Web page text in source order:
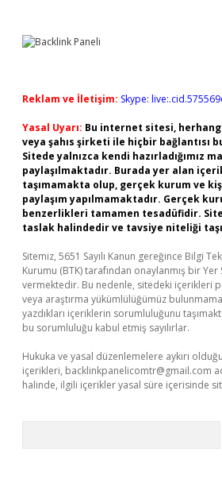
Reklam ve İletişim: Skype:
Yasal Uyarı: Bu internet sitesi,
veya şahıs şirketi ile hiçbir bağlantısı
Sitede yalnızca kendi hazırladığımız
paylaşılmaktadır. Burada yer alan
taşımamakta olup, gerçek kurum ve
paylaşım yapılmamaktadır. Gerçek
benzerlikleri tamamen tesadüfidir.
taslak halindedir ve tavsiye niteliği
Sitemiz, 5651 Sayılı Kanun gereğince Bilgi
Kurumu (BTK) tarafından onaylanmış bir Yer
vermektedir. Bu nedenle, sitedeki içerikleri
veya araştırma yükümlülüğümüz
yazdıkları içeriklerin sorumluluğunu
bu sorumluluğu kabul etmiş sayılırlar.
Hukuka ve yasal düzenlemelere aykırı
içerikleri, backlinkpanelicomtr@gmail.com
halinde, ilgili içerikler yasal süre içerisinde